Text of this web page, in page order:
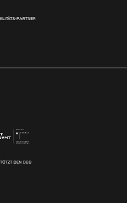
PARTNER
DEN DBB